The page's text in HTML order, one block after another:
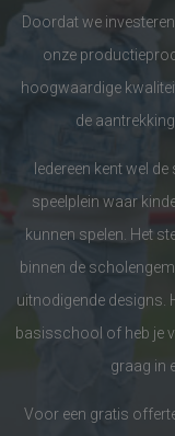
Doordat we
onze
hoogwaardige
de
Iedereen kent wel
speelplein waar
kunnen spelen. Het
binnen de
uitnodigende designs.
basisschool of heb je
graag in
Voor een gratis